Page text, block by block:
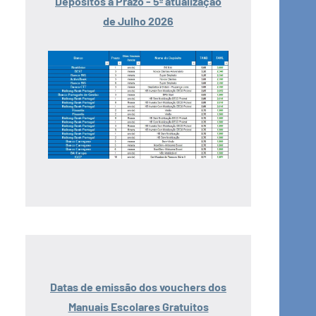
de Julho 2026
Datas de emissão dos vouchers dos
Manuais Escolares Gratuitos